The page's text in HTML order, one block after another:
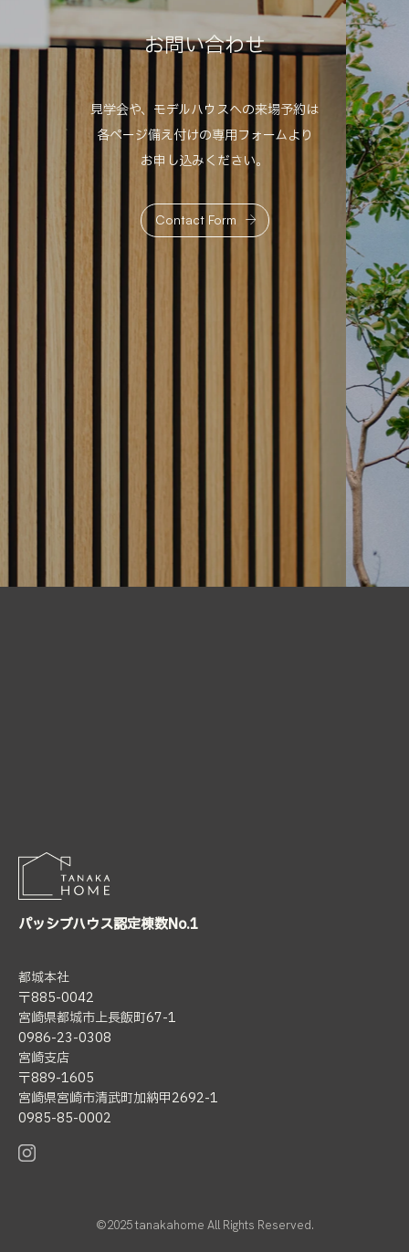
お問い合わせ
見学会や、モデルハウスへの来場予約は
各ページ備え付けの専用フォームより
お申し込みください。
Contact Form
パッシブハウス認定棟数No.1
都城本社
〒885-0042
宮崎県都城市上長飯町67-1
0986-23-0308
宮崎支店
〒889-1605
宮崎県宮崎市清武町加納甲2692-1
0985-85-0002
©2025 tanakahome All Rights Reserved.